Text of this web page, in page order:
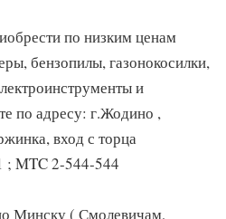
по низким ценам
бензопилы, газонокосилки,
и
по адресу: г.Жодино ,
вход с торца
; MTC 2-544-544
Минску ( Смолевичам,